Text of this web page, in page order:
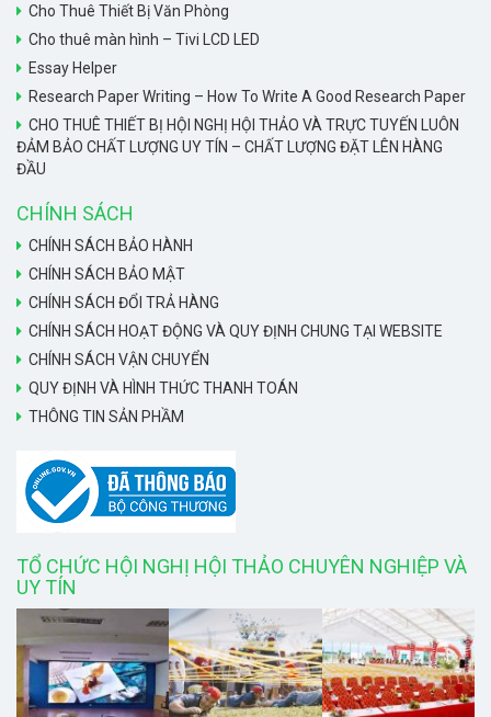
Cho Thuê Thiết Bị Văn Phòng
Cho thuê màn hình – Tivi LCD LED
Essay Helper
Research Paper Writing – How To Write A Good Research Paper
CHO THUÊ THIẾT BỊ HỘI NGHỊ HỘI THẢO VÀ TRỰC TUYẾN LUÔN
ĐẢM BẢO CHẤT LƯỢNG UY TÍN – CHẤT LƯỢNG ĐẶT LÊN HÀNG
ĐẦU
CHÍNH SÁCH
CHÍNH SÁCH BẢO HÀNH
CHÍNH SÁCH BẢO MẬT
CHÍNH SÁCH ĐỔI TRẢ HÀNG
CHÍNH SÁCH HOẠT ĐỘNG VÀ QUY ĐỊNH CHUNG TẠI WEBSITE
CHÍNH SÁCH VẬN CHUYỂN
QUY ĐỊNH VÀ HÌNH THỨC THANH TOÁN
THÔNG TIN SẢN PHẦM
TỔ CHỨC HỘI NGHỊ HỘI THẢO CHUYÊN NGHIỆP VÀ
UY TÍN